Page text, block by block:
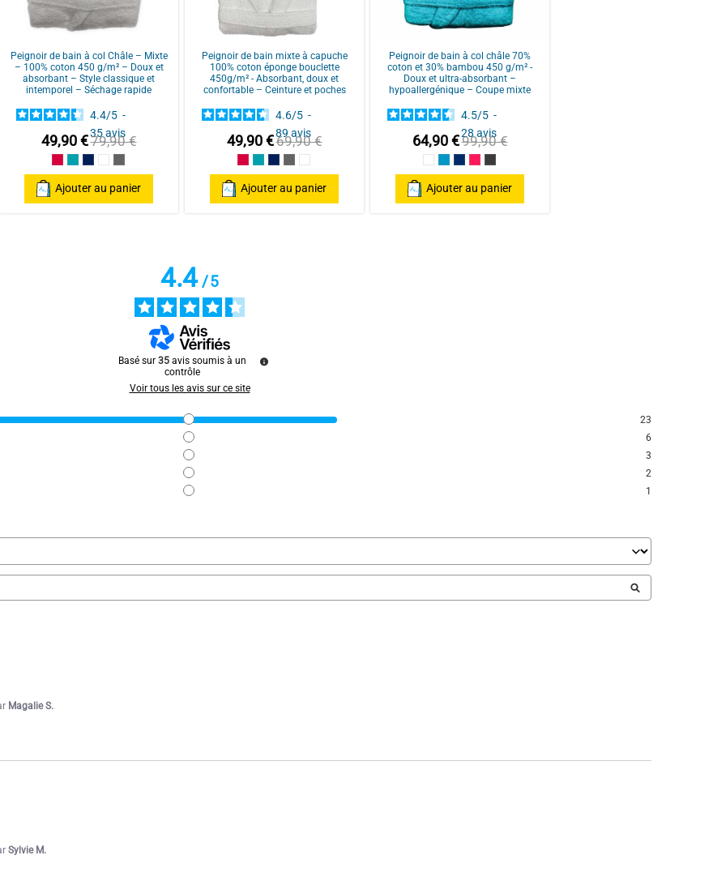
Sylvie M.
Peignoir de bain à col Châle – Mixte
– 100% coton 450 g/m² – Doux et
absorbant – Style classique et
intemporel – Séchage rapide
4.4/5 -
35avis
49,90 €79,90 €
Framboise/Fuschia
Bleu Canard
Bleu Marine/Navy Blue
Blanc/White
Anthracite/Dark Grey
Ajouter au panier
Peignoir de bain mixte à capuche
100% coton éponge bouclette
450g/m² - Absorbant, doux et
confortable – Ceinture et poches
4.6/5 -
89 avis
49,90 €69,90 €
Framboise/Fuschia
Bleu Canard
Bleu Marine/Navy Blue
Gris/Grey
Blanc/White
Ajouter au panier
Peignoir de bain à col châle 70%
coton et 30% bambou 450 g/m² -
Doux et ultra-absorbant –
hypoallergénique – Coupe mixte
4.5/5 -
28 avis
64,90 €99,90 €
BlancBleu Canard
Bleu Marine
FuschiaGris Anthracite
Ajouter au panier
4.4/5
Basé sur 35 avis soumis à un
contrôle
Voir tous les avis sur ce site
23
6
3
2
1
Magalie S.
Sylvie M.